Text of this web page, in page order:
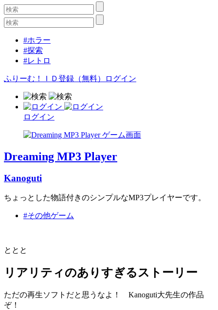
#ホラー
#探索
#レトロ
ふりーむ！ＩＤ登録（無料） ログイン
ログイン
Dreaming MP3 Player
Kanoguti
ちょっとした物語付きのシンプルなMP3プレイヤーです。
#その他ゲーム
ととと
リアリティのありすぎるストーリー
ただの再生ソフトだと思うなよ！ Kanoguti大先生の作品
ぞ！